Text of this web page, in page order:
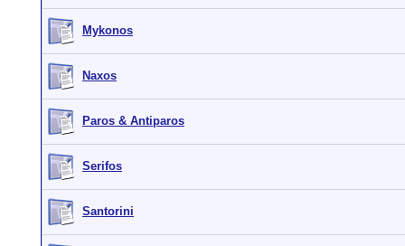
Mykonos
Naxos
Paros & Antiparos
Serifos
Santorini